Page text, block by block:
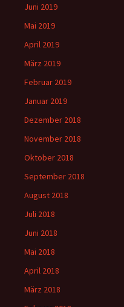
Juni 2019
Mai 2019
April 2019
März 2019
Februar 2019
Januar 2019
Dezember 2018
November 2018
Oktober 2018
September 2018
August 2018
Juli 2018
Juni 2018
Mai 2018
April 2018
März 2018